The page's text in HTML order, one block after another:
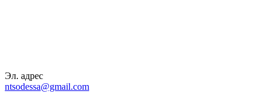
Эл. адрес
ntsodessa@gmail.com